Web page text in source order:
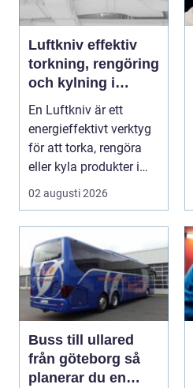
Luftkniv effektiv
torkning, rengöring
och kylning i
modern industri
En Luftkniv är ett
energieffektivt verktyg
för att torka, rengöra
eller kyla produkter i
rörelse. Te...
02 augusti 2026
Buss till ullared
från göteborg så
planerar du en